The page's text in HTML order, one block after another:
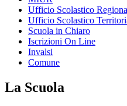
Ufficio Scolastico
Ufficio Scolastico
Scuola in Chiaro
Iscrizioni On Line
Invalsi
Comune
La Scuola